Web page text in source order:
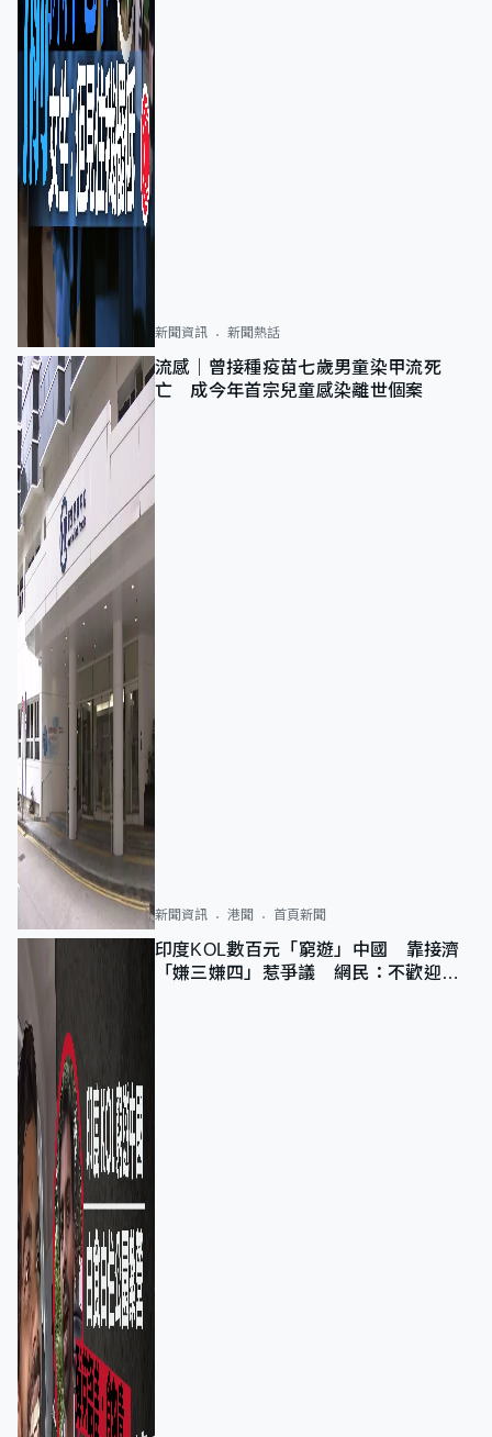
新聞資訊 新聞熱話
流感｜曾接種疫苗七歲男童染甲流死
亡 成今年首宗兒童感染離世個案
新聞資訊 港聞 首頁新聞
印度KOL數百元「窮遊」中國 靠接濟
「嫌三嫌四」惹爭議 網民：不歡迎劣